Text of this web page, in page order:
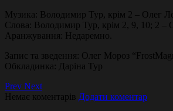
Музика: Володимир Тур, крім 2 – Олег
Слова: Володимир Тур, крім 2, 9, 10; 2
Аранжування: Недаремно.
Запис та зведення: Олег Мороз
Обкладинка: Даріна Тур
Prev Next
Немає коментарів Додати коментар